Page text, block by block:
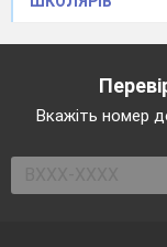
роботи.
навчальному
студентів. На
Вкажіть номер